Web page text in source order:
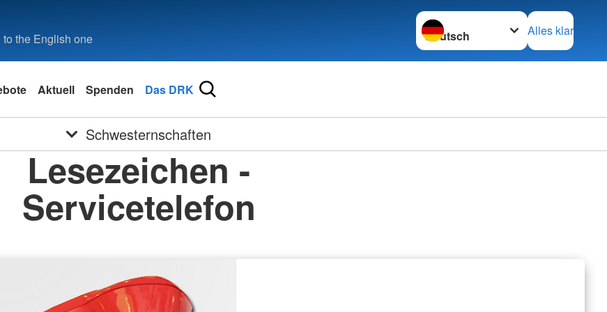
the English one
Sprache wechseln zu
Alles klar
Aktuell Spenden Das DRK
Schwesternschaften
Lesezeichen -
Servicetelefon